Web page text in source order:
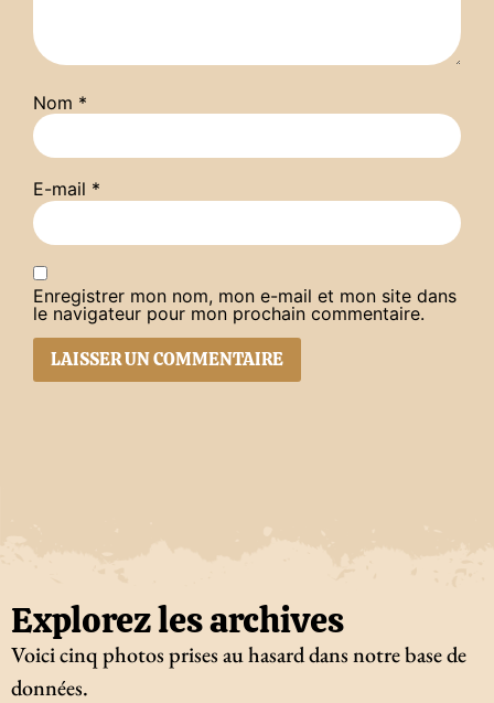
Nom *
E-mail *
Enregistrer mon nom, mon e-mail et mon site dans
le navigateur pour mon prochain commentaire.
Explorez les archives
Voici cinq photos prises au hasard dans notre base de
données.